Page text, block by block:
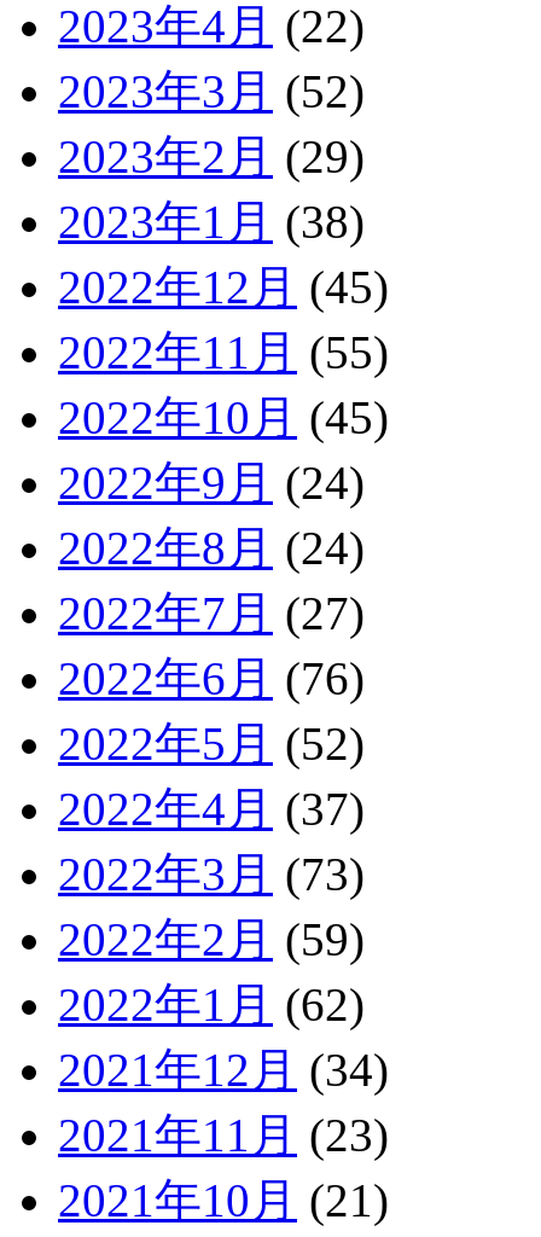
2023年4月 (22)
2023年3月 (52)
2023年2月 (29)
2023年1月 (38)
2022年12月 (45)
2022年11月 (55)
2022年10月 (45)
2022年9月 (24)
2022年8月 (24)
2022年7月 (27)
2022年6月 (76)
2022年5月 (52)
2022年4月 (37)
2022年3月 (73)
2022年2月 (59)
2022年1月 (62)
2021年12月 (34)
2021年11月 (23)
2021年10月 (21)